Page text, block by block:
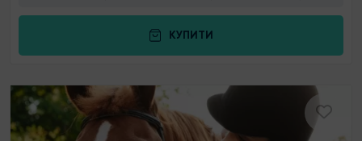
КУПИТИ